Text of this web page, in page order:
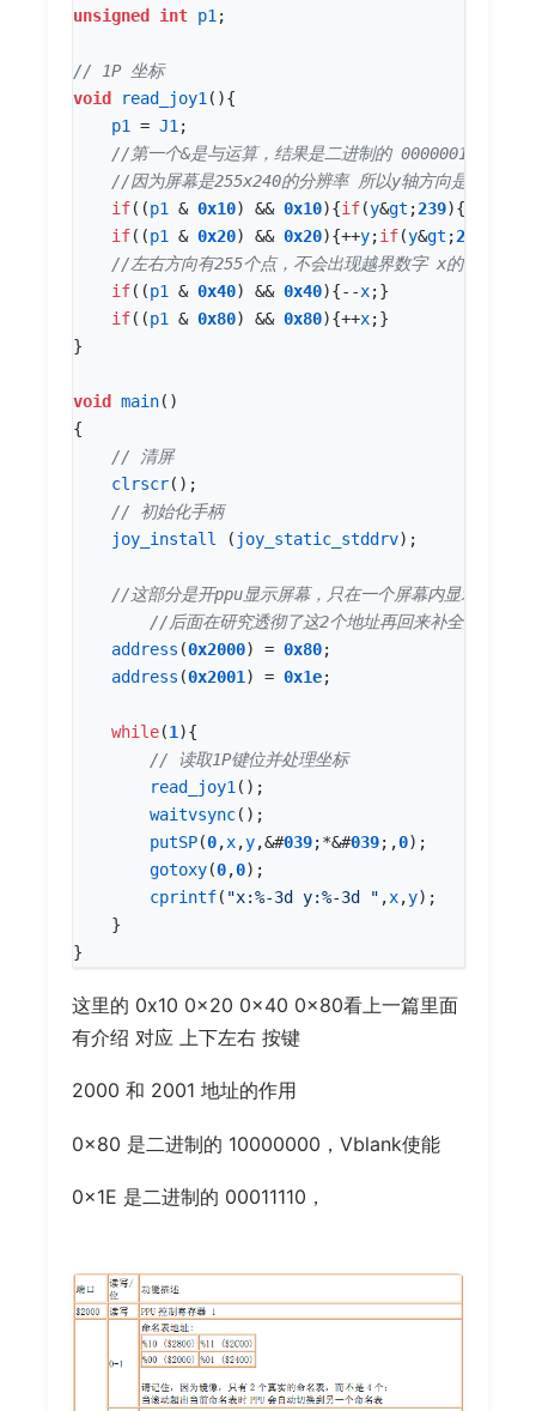
unsigned
int p1 ;
void
read_joy1 (){
p1
= J1 ;
if((p1 & 0x10) && 0x10){if(y&gt ;239){
if((p1 & 0x20) && 0x20){++y;if(y&gt ;239
if((p1 & 0x40) && 0x40){--x;}
if((p1 & 0x80) && 0x80){++x;}
}
void main()
{
clrscr();
joy_install
( joy_static_stddrv);
address (0x2000) = 0x80;
address (0x2001 ) = 0x1e;
while(1 ){
read_joy1 ();
waitvsync();
putSP(0,x,y,&#039;*&#039;,0);
gotoxy(0,0);
cprintf( "x:%-3d y:%-3d " ,x,y);
}
}
这里的 0x10 0x20 0x40 0x80看上一篇里面
有介绍 对应 上下左右 按键
2000 和 2001 地址的作用
0x80 是二进制的 10000000，Vblank使能
0x1E 是二进制的 00011110，